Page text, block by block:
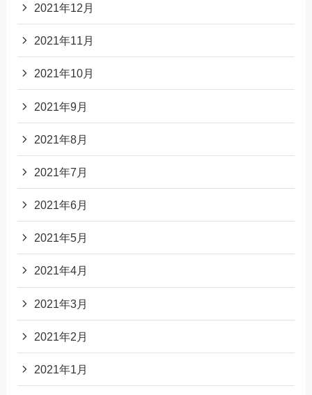
2021年12月
2021年11月
2021年10月
2021年9月
2021年8月
2021年7月
2021年6月
2021年5月
2021年4月
2021年3月
2021年2月
2021年1月